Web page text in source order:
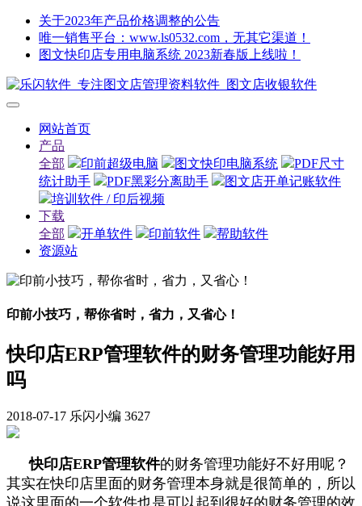
关于2023年产品价格调整的公告
唯一销售平台：www.ls0532.com，无其它渠道！
图文快印店专用电脑系统 2023新春版上线啦！
网站首页
产品
全部
印前超级电脑 图文快印电脑系统
PDF尺寸
统计助手
PDF黑彩分离助手
图文店开单记账软件
培训软件 / 印后视频
下载
全部
开单软件 印前软件
帮助软件
资源站
印前小技巧，帮你省时，省力，又省心！
快印店ERP管理软件的财务管理功能好用
吗
2018-07-17 乐闪小编 3627
快印店ERP管理软件的财务管理功能好不好用呢？
其实在快印店里面的财务管理本身就是很简单的，所以